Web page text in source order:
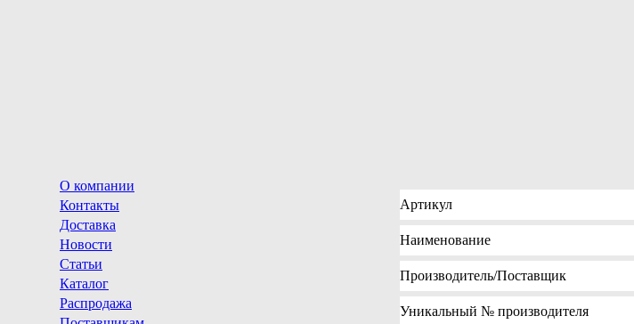
О компании
Контакты
Доставка
Новости
Статьи
Каталог
Распродажа
Артикул
Наименование
Производитель/Поставщик
Уникальный № производителя